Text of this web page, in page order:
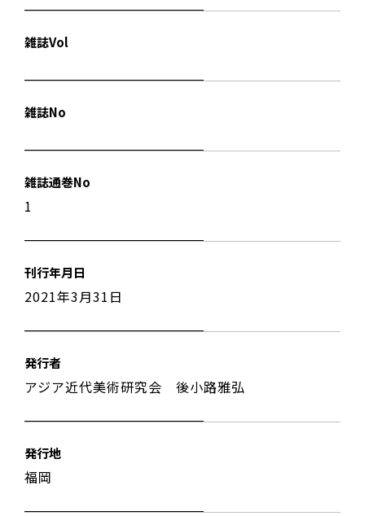
雑誌Vol
雑誌No
雑誌通巻No
1
刊行年月日
2021年3月31日
発行者
アジア近代美術研究会 後小路雅弘
発行地
福岡